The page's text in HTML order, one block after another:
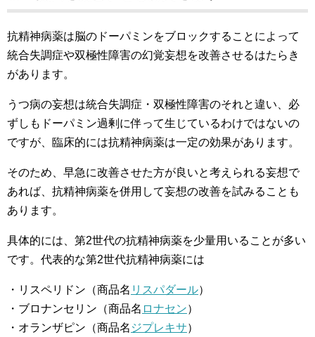
抗精神病薬は脳のドーパミンをブロックすることによって
統合失調症や双極性障害の幻覚妄想を改善させるはたらき
があります。
うつ病の妄想は統合失調症・双極性障害のそれと違い、必
ずしもドーパミン過剰に伴って生じているわけではないの
ですが、臨床的には抗精神病薬は一定の効果があります。
そのため、早急に改善させた方が良いと考えられる妄想で
あれば、抗精神病薬を併用して妄想の改善を試みることも
あります。
具体的には、第2世代の抗精神病薬を少量用いることが多い
です。代表的な第2世代抗精神病薬には
・リスペリドン（商品名 リスパダール）
・ブロナンセリン（商品名 ロナセン）
・オランザピン（商品名 ジプレキサ）